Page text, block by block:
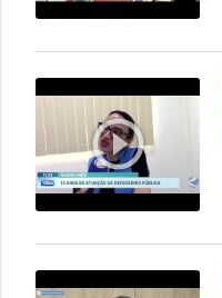
play_circle_outline